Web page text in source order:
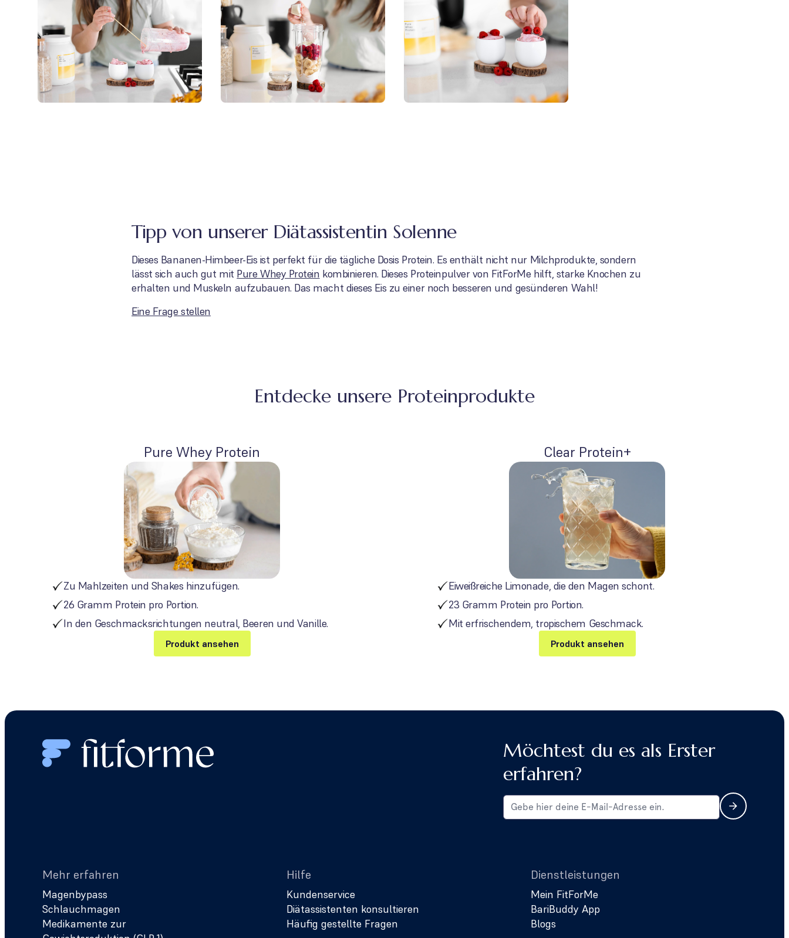
Tipp von unserer Diätassistentin Solenne
Dieses Bananen-Himbeer-Eis ist perfekt für die tägliche Dosis Protein. Es enthält nicht nur Milchprodukte, sondern
lässt sich auch gut mit Pure Whey Protein kombinieren. Dieses Proteinpulver von FitForMe hilft, starke Knochen zu
erhalten und Muskeln aufzubauen. Das macht dieses Eis zu einer noch besseren und gesünderen Wahl!
Eine Frage stellen
Entdecke unsere Proteinprodukte
Pure Whey Protein
Zu Mahlzeiten und Shakes hinzufügen.
26 Gramm Protein pro Portion.
In den Geschmacksrichtungen neutral, Beeren und Vanille.
Produkt ansehen
Clear Protein+
Eiweißreiche Limonade, die den Magen schont.
23 Gramm Protein pro Portion.
Mit erfrischendem, tropischem Geschmack.
Produkt ansehen
Möchtest du es als Erster
erfahren?
Mehr erfahren
Magenbypass
Schlauchmagen
Medikamente zur
Hilfe
Kundenservice
Diätassistenten konsultieren
Häufig gestellte Fragen
Dienstleistungen
Mein FitForMe
BariBuddy App
Blogs